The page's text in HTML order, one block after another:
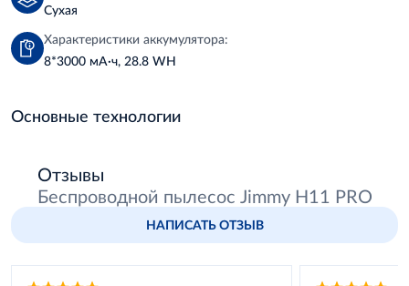
Сухая
Характеристики аккумулятора:
8*3000 мА·ч, 28.8 WH
Основные технологии
Отзывы
Беспроводной пылесос Jimmy H11 PRO
НАПИСАТЬ ОТЗЫВ